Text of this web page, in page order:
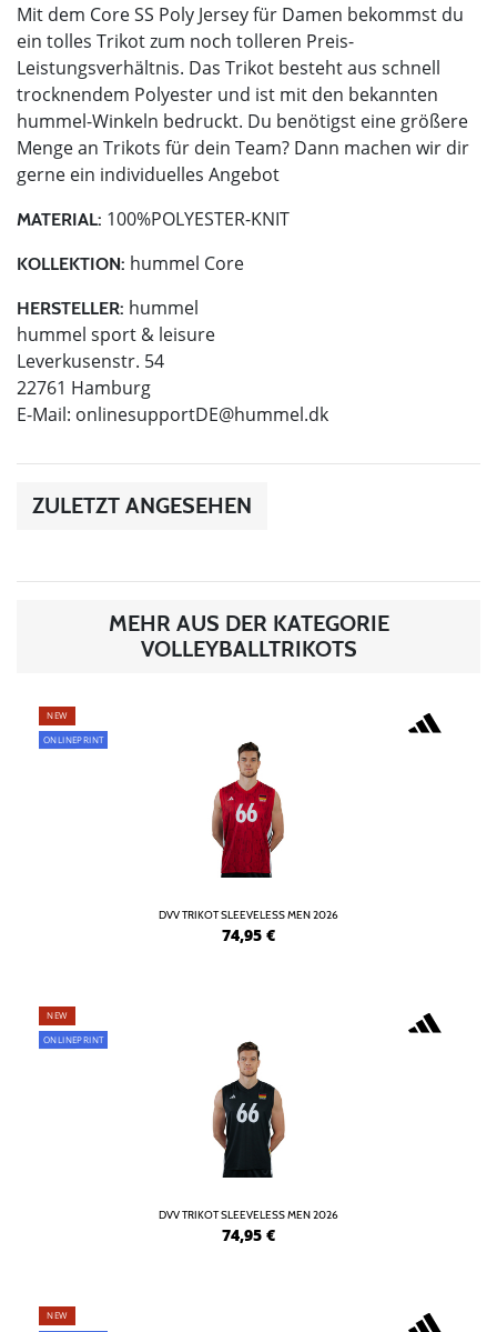
Mit dem Core SS Poly Jersey für Damen bekommst du
ein tolles Trikot zum noch tolleren Preis-
Leistungsverhältnis. Das Trikot besteht aus schnell
trocknendem Polyester und ist mit den bekannten
hummel-Winkeln bedruckt. Du benötigst eine größere
Menge an Trikots für dein Team? Dann machen wir dir
gerne ein individuelles Angebot
MATERIAL: 100%POLYESTER-KNIT
KOLLEKTION: hummel Core
HERSTELLER: hummel
hummel sport & leisure
Leverkusenstr. 54
22761 Hamburg
E-Mail: onlinesupportDE@hummel.dk
ZULETZT ANGESEHEN
MEHR AUS DER KATEGORIE
VOLLEYBALLTRIKOTS
NEW
ONLINEPRINT
DVV TRIKOT SLEEVELESS MEN 2026
74,95 €
NEW
ONLINEPRINT
DVV TRIKOT SLEEVELESS MEN 2026
74,95 €
NEW